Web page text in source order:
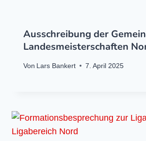
Ausschreibung der
Landesmeisterschaften
Von Lars Bankert 7. April 2025